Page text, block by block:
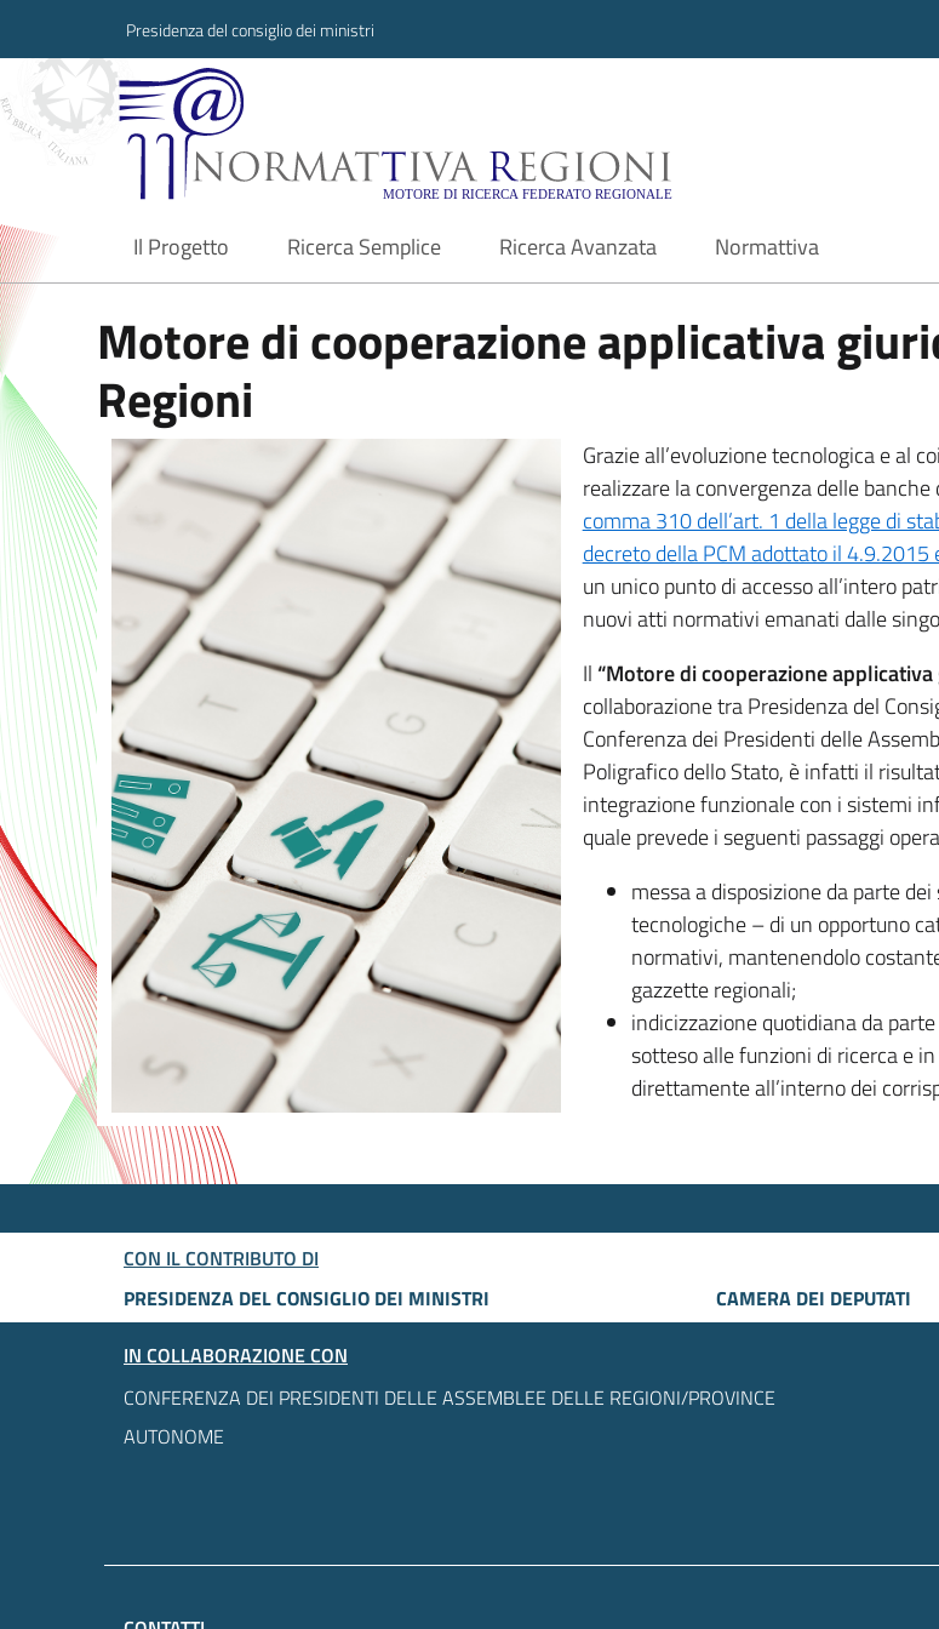
Presidenza del consiglio dei ministri
Normattiva Regioni - Motore di
Il Progetto
current Ricerca Semplice Ricerca Avanzata Normattiva
Motore di cooperazione applicativa
Regioni
Grazie all’evoluzione tecnologica e al
realizzare la convergenza delle
comma 310 dell’art. 1 della legge di
decreto della PCM adottato il
un unico punto di accesso all’intero
nuovi atti normativi emanati dalle
Il “Motore di cooperazione
collaborazione tra Presidenza del
Conferenza dei Presidenti delle
Poligrafico dello Stato, è infatti il
integrazione funzionale con i sistemi
quale prevede i seguenti passaggi
messa a disposizione da parte
tecnologiche – di un opportuno
normativi, mantenendolo
gazzette regionali;
indicizzazione quotidiana da
sotteso alle funzioni di ricerca e
direttamente all’interno dei
CON IL CONTRIBUTO DI
PRESIDENZA DEL CONSIGLIO DEI MINISTRI
CAMERA DEI DEPUTATI
IN COLLABORAZIONE CON
CONFERENZA DEI PRESIDENTI DELLE ASSEMBLEE DELLE REGIONI/PROVINCE
AUTONOME